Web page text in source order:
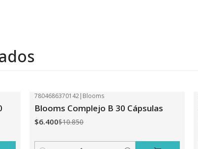
7804686370142| Blooms
Blooms Complejo B 30 Cápsulas
$6.400$10.850